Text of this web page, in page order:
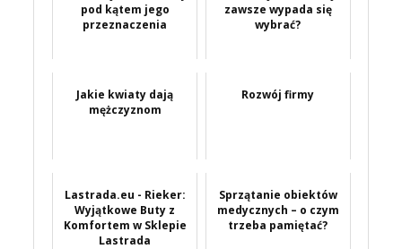
pod kątem jego
przeznaczenia
zawsze wypada się
wybrać?
Jakie kwiaty dają
mężczyznom
Rozwój firmy
Lastrada.eu - Rieker:
Wyjątkowe Buty z
Komfortem w Sklepie
Lastrada
Sprzątanie obiektów
medycznych – o czym
trzeba pamiętać?